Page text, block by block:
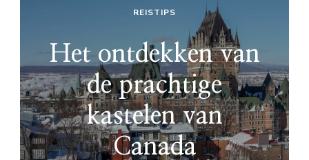
REISTIPS
Het ontdekken van
de prachtige
kastelen van
Canada